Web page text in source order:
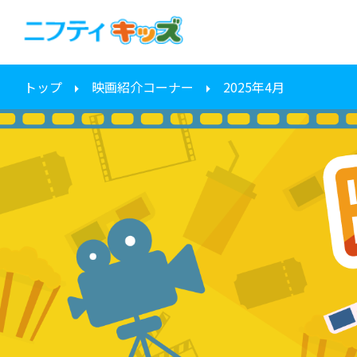
トップ 映画紹介コーナー 2025年4月